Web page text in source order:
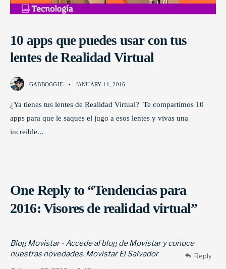
10 apps que puedes usar con tus
lentes de Realidad Virtual
GABBOGGIE • JANUARY 11, 2016
¿Ya tienes tus lentes de Realidad Virtual? Te compartimos 10
apps para que le saques el jugo a esos lentes y vivas una
increible...
One Reply to “Tendencias para
2016: Visores de realidad virtual”
Blog Movistar - Accede al blog de Movistar y conoce
nuestras novedades. Movistar El Salvador
Reply